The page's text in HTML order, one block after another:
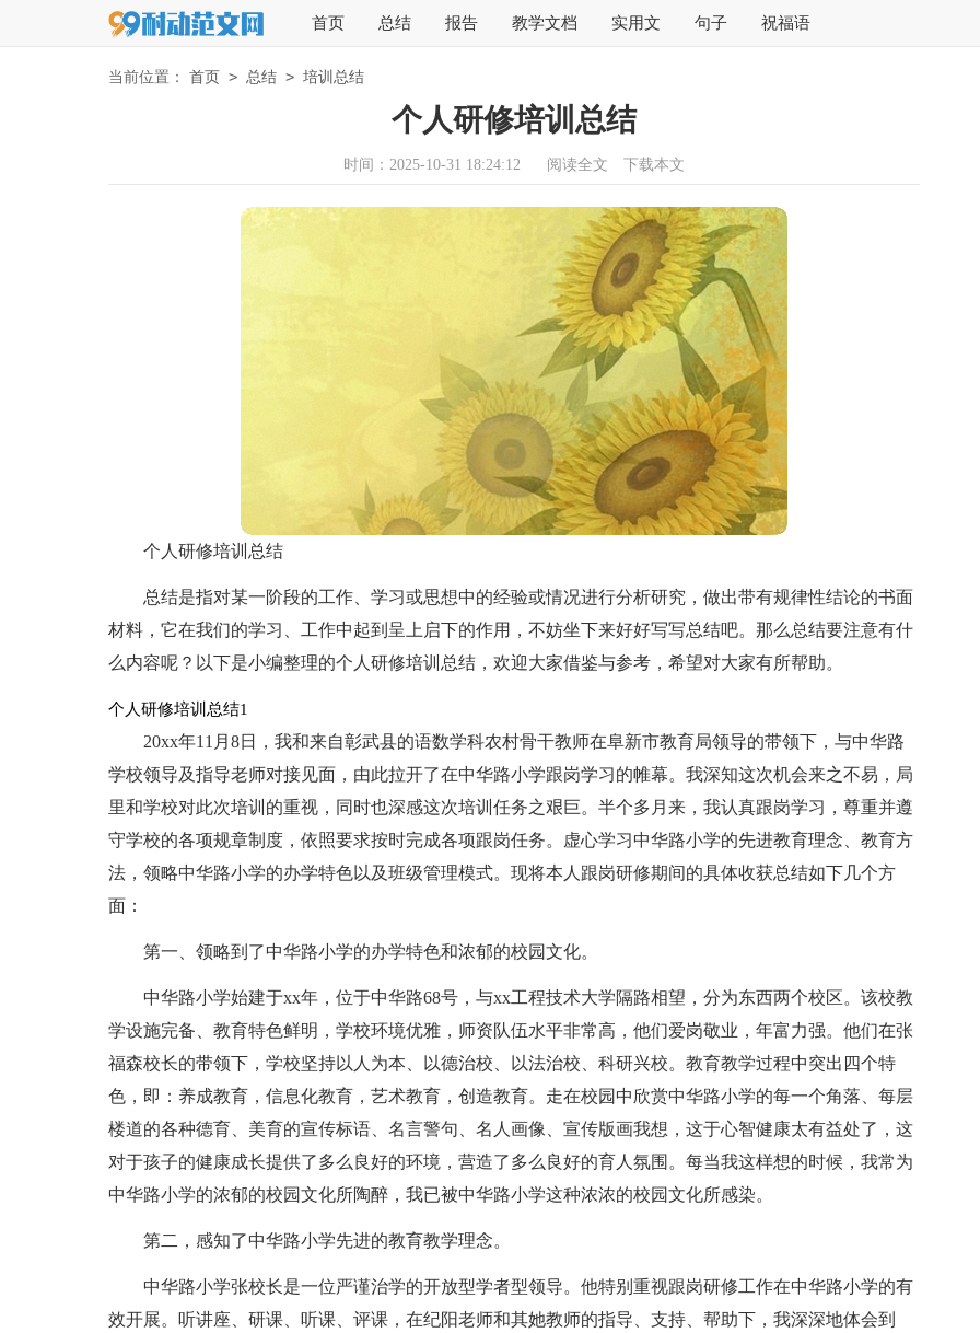
首页 总结 报告 教学文档 实用文 句子 祝福语
当前位置： 首页 > 总结 > 培训总结
个人研修培训总结
时间：2025-10-31 18:24:12 阅读全文 下载本文
个人研修培训总结
总结是指对某一阶段的工作、学习或思想中的经验或情况进行分析研究，做出带有规律性结论的书面
材料，它在我们的学习、工作中起到呈上启下的作用，不妨坐下来好好写写总结吧。那么总结要注意有什
么内容呢？以下是小编整理的个人研修培训总结，欢迎大家借鉴与参考，希望对大家有所帮助。
个人研修培训总结1
20xx年11月8日，我和来自彰武县的语数学科农村骨干教师在阜新市教育局领导的带领下，与中华路
学校领导及指导老师对接见面，由此拉开了在中华路小学跟岗学习的帷幕。我深知这次机会来之不易，局
里和学校对此次培训的重视，同时也深感这次培训任务之艰巨。半个多月来，我认真跟岗学习，尊重并遵
守学校的各项规章制度，依照要求按时完成各项跟岗任务。虚心学习中华路小学的先进教育理念、教育方
法，领略中华路小学的办学特色以及班级管理模式。现将本人跟岗研修期间的具体收获总结如下几个方
面：
第一、领略到了中华路小学的办学特色和浓郁的校园文化。
中华路小学始建于xx年，位于中华路68号，与xx工程技术大学隔路相望，分为东西两个校区。该校教
学设施完备、教育特色鲜明，学校环境优雅，师资队伍水平非常高，他们爱岗敬业，年富力强。他们在张
福森校长的带领下，学校坚持以人为本、以德治校、以法治校、科研兴校。教育教学过程中突出四个特
色，即：养成教育，信息化教育，艺术教育，创造教育。走在校园中欣赏中华路小学的每一个角落、每层
楼道的各种德育、美育的宣传标语、名言警句、名人画像、宣传版画我想，这于心智健康太有益处了，这
对于孩子的健康成长提供了多么良好的环境，营造了多么良好的育人氛围。每当我这样想的时候，我常为
中华路小学的浓郁的校园文化所陶醉，我已被中华路小学这种浓浓的校园文化所感染。
第二，感知了中华路小学先进的教育教学理念。
中华路小学张校长是一位严谨治学的开放型学者型领导。他特别重视跟岗研修工作在中华路小学的有
效开展。听讲座、研课、听课、评课，在纪阳老师和其她教师的指导、支持、帮助下，我深深地体会到